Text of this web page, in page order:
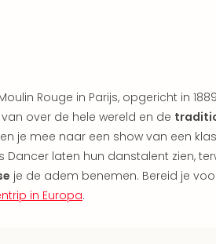
Rouge in Parijs, opgericht in
over de hele wereld en de
je mee naar een show van een
Dancer laten hun danstalent zien,
je de adem benemen. Bereid je
in Europa.